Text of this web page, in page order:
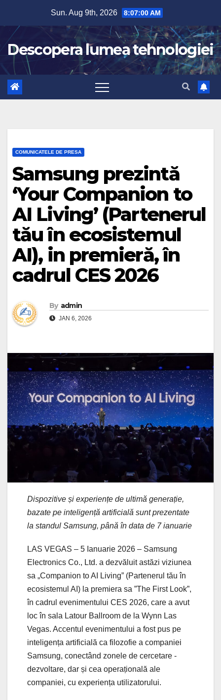
content
Sun. Aug 9th, 2026 8:07:01 AM
Descopera lumea tehnologiei
COMUNICATELE DE PRESA
Samsung prezintă
‘Your Companion to
AI Living’ (Partenerul
tău în ecosistemul
AI), in premieră, în
cadrul CES 2026
By admin
JAN 6, 2026
Dispozitive și experiențe de ultimă generație,
bazate pe inteligență artificială sunt prezentate
la standul Samsung, până în data de 7 ianuarie
LAS VEGAS – 5 Ianuarie 2026 – Samsung
Electronics Co., Ltd. a dezvăluit astăzi viziunea
sa „Companion to AI Living” (Partenerul tău în
ecosistemul AI) la premiera sa ”The First Look”,
în cadrul evenimentului CES 2026, care a avut
loc în sala Latour Ballroom de la Wynn Las
Vegas. Accentul evenimentului a fost pus pe
inteligența artificială ca filozofie a companiei
Samsung, conectând zonele de cercetare -
dezvoltare, dar și cea operațională ale
companiei, cu experiența utilizatorului.